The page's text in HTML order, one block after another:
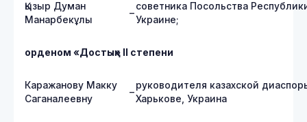
Қызыр Думан
Манарбекұлы
–
советника Посольства
Украине;
орденом «Достық» ІІ степени
Каражанову Макку
Саганалеевну
–
руководителя казахской
Харькове, Украина